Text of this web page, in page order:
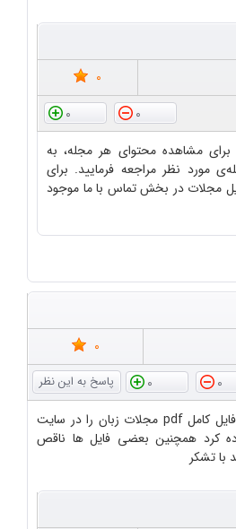
0
0
0
برای مشاهده محتوای هر مجله، به
مورد نظر مراجعه فرمایید. برای
مجلات در بخش تماس با ما موجود
0
0
0
سلام از شما خواهشمندم فایل کامل pdf مجلات زبان را در سایت
کرد همچنین بعضی فایل ها ناقص
با تشکر